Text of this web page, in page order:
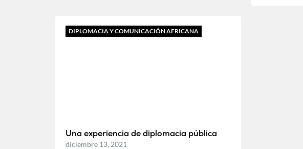
DIPLOMACIA Y COMUNICACIÓN AFRICANA
Una experiencia de diplomacia pública
diciembre 13, 2021